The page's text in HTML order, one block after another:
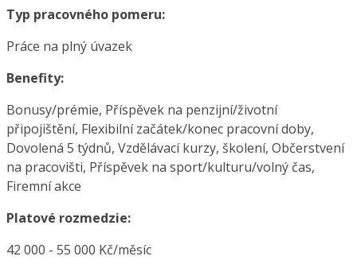
Typ pracovného pomeru:
Práce na plný úvazek
Benefity:
Bonusy/prémie, Příspěvek na penzijní/životní
připojištění, Flexibilní začátek/konec pracovní doby,
Dovolená 5 týdnů, Vzdělávací kurzy, školení, Občerstvení
na pracovišti, Příspěvek na sport/kulturu/volný čas,
Firemní akce
Platové rozmedzie:
42 000 - 55 000 Kč/měsíc